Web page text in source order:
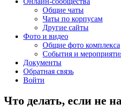
Общие чаты
Чаты по корпусам
Другие сайты
Фото и видео
Общие фото комплекса
События и
Документы
Обратная связь
Войти
Что делать, если не